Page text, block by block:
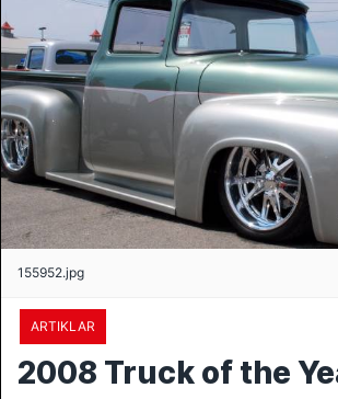
155952.jpg
ARTIKLAR
2008 Truck of the